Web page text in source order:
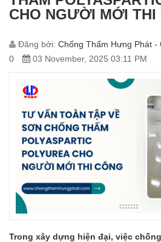
CHO NGƯỜI MỚI THI
Đăng bởi: Chống Thấm Hưng Phát -
0
03 November, 2025 03:11 PM
Trong xây dựng hiện đại, việc